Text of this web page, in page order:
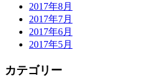
2017年8月
2017年7月
2017年6月
2017年5月
カテゴリー